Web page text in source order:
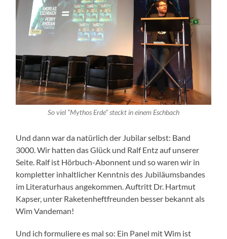
So viel “Mythos Erde” steckt in einem Eschbach
Und dann war da natürlich der Jubilar selbst: Band
3000. Wir hatten das Glück und Ralf Entz auf unserer
Seite. Ralf ist Hörbuch-Abonnent und so waren wir in
kompletter inhaltlicher Kenntnis des Jubiläumsbandes
im Literaturhaus angekommen. Auftritt Dr. Hartmut
Kapser, unter Raketenheftfreunden besser bekannt als
Wim Vandeman!
Und ich formuliere es mal so: Ein Panel mit Wim ist